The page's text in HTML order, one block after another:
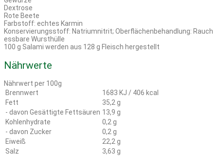
Dextrose
Rote Beete
Farbstoff: echtes Karmin
Konservierungsstoff: Natriumnitrit; Oberflächenbehandlung: Rauch
essbare Wursthülle
100 g Salami werden aus 128 g Fleisch hergestellt
Nährwerte
Nährwert per 100g
Brennwert
1683 KJ / 406 kcal
Fett
35,2 g
- davon Gesättigte Fettsäuren 13,9 g
Kohlenhydrate
0,2 g
- davon Zucker
0,2 g
Eiweiß
22,2 g
Salz
3,63 g